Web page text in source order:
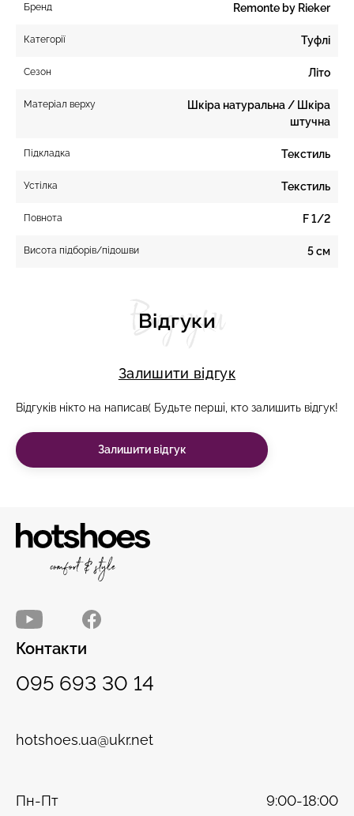
Бренд Remonte by Rieker
Категорії Туфлі
Сезон Літо
Матеріал верху
Шкіра натуральна / Шкіра
штучна
Підкладка Текстиль
Устілка Текстиль
Повнота F 1/2
Висота підборів/підошви 5 см
Відгуки
Відгуки
Залишити відгук
Відгуків нікто на написав( Будьте перші, кто залишить відгук!
Залишити відгук
Контакти
095 693 30 14
hotshoes.ua@ukr.net
Пн-Пт
9:00-18:00